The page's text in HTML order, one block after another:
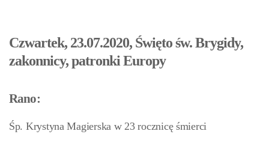
Czwartek, 23.07.2020, Święto św. Brygidy,
zakonnicy, patronki Europy
Rano:
Śp. Krystyna Magierska w 23 rocznicę śmierci